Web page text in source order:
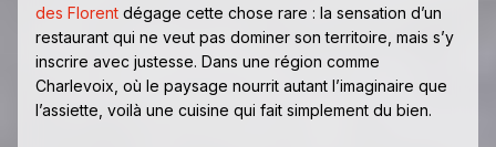
des Florent dégage cette chose rare : la sensation d’un
restaurant qui ne veut pas dominer son territoire, mais s’y
inscrire avec justesse. Dans une région comme
Charlevoix, où le paysage nourrit autant l’imaginaire que
l’assiette, voilà une cuisine qui fait simplement du bien.